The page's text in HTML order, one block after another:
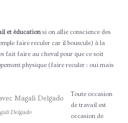
et éducationsi on allie conscience des
faire reculer car il bouscule) à la
fait faire au cheval pour que ce soit
physique (faire reculer : oui mais
Delgado
Toute occasion
de travail est
occasion de